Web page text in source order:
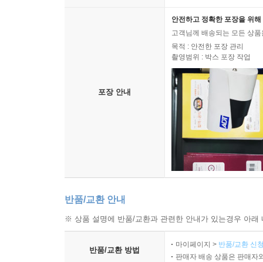
포장 안내
안전하고 정확한 포장을 위
고객님께 배송되는 모든 상
목적 : 안전한 포장 관리
촬영범위 : 박스 포장 작업
반품/교환 안내
※ 상품 설명에 반품/교환과 관련한 안내가 있는경우 아
반품/교환 방법
마이페이지 > 반품/교환 신
판매자 배송 상품은 판매자